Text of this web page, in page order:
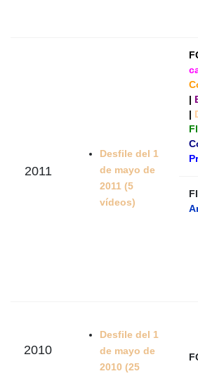
2011
Desfile del 1
de mayo de
2011 (5
vídeos)
|
|
2010
Desfile del 1
de mayo de
2010 (25